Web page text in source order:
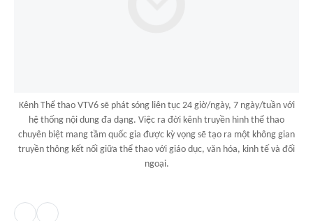
Kênh Thể thao VTV6 sẽ phát sóng liên tục 24 giờ/ngày, 7 ngày/tuần với
hệ thống nội dung đa dạng. Việc ra đời kênh truyền hình thể thao
chuyên biệt mang tầm quốc gia được kỳ vọng sẽ tạo ra một không gian
truyền thông kết nối giữa thể thao với giáo dục, văn hóa, kinh tế và đối
ngoại.